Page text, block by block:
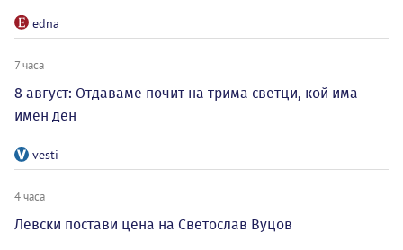
edna
7 часа
8 август: Отдаваме почит на трима светци, кой има
имен ден
vesti
4 часа
Левски постави цена на Светослав Вуцов